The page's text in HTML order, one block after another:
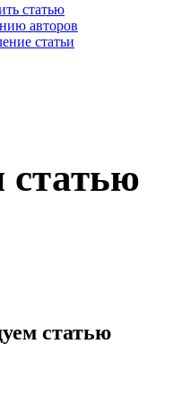
статью
авторов
статьи
статью
статью